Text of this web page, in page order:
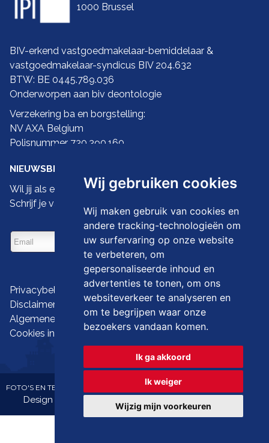
Wij gebruiken cookies
Wij maken gebruik van cookies en
andere tracking-technologieën om
uw surfervaring op onze website
te verbeteren, om
gepersonaliseerde inhoud en
advertenties te tonen, om ons
websiteverkeer te analyseren en
om te begrijpen waar onze
bezoekers vandaan komen.
Ik ga akkoord
Ik weiger
Wijzig mijn voorkeuren
1000 Brussel
BIV-erkend vastgoedmakelaar-bemiddelaar &
vastgoedmakelaar-syndicus BIV 204.632
BTW: BE 0445.789.036
Onderworpen aan biv deontologie
Verzekering ba en borgstelling:
NV AXA Belgium
Polisnummer 730.390.160
NIEUWSBRIEF
Wil jij als eerste de nieuwste droomwoningen zien?
Schrijf je vandaag dan in op onze nieuwsbrief
Privacybeleid
Disclaimer
Algemene gebruiksvoorwaarden
Cookies instellen
FOTO'S EN TEKST COPYRIGHT © IMMO LANGEVELD
Design en broncode copyright © Omnicasa - Disclaimer